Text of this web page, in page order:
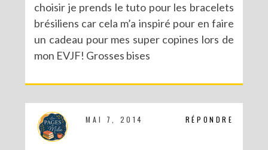
NOUVEAU BLOG POUR DE NOUVELLES (EN)VIES
choisir je prends le tuto pour les bracelets
brésiliens car cela m’a inspiré pour en faire
un cadeau pour mes super copines lors de
mon EVJF! Grosses bises
RÉPONDRE
MAI 7, 2014